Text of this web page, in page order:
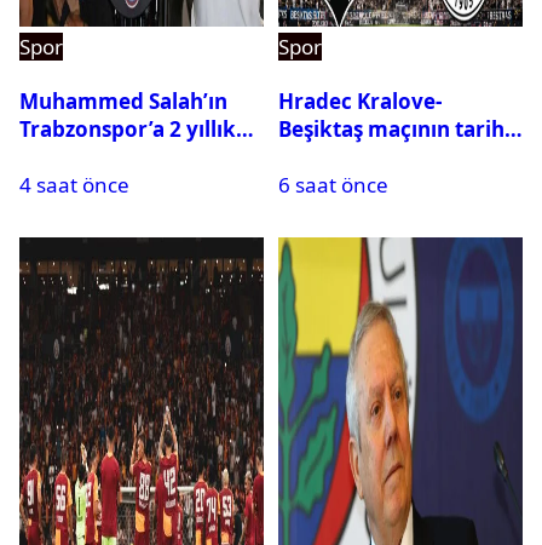
Spor
Muhammed Salah’ın
Trabzonspor’a 2 yıllık
4 saat önce
Spor
Hradec Kralove-
Beşiktaş maçının tarihi
6 saat önce